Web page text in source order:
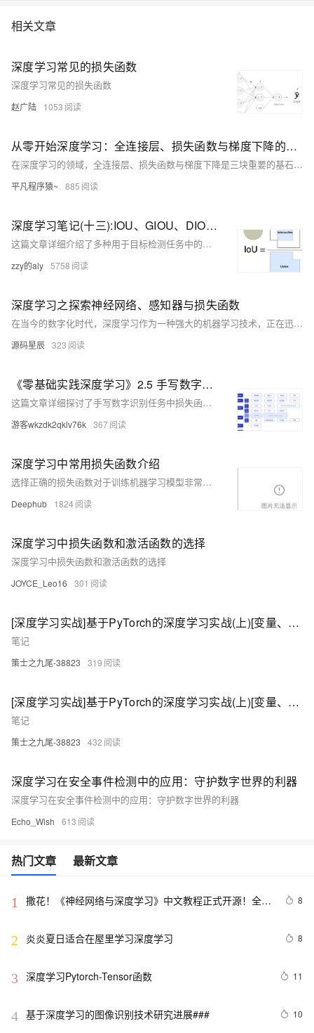
相关文章
深度学习常见的损失函数
深度学习常见的损失函数
赵广陆 1053
从零开始深度学习：全连接层、损失函数与梯度下降的详尽指南
在深度学习的领域，全连接层、损失函数与梯度下降是三块重要的基石。如果你正在踏上深度学习的旅程，理解它们是迈向成功的第一步。这篇文章将从概念到代码、从基础到进阶，详细剖析这三个主题，帮助你从小白成长为能够解决实际问题的开发者。
平凡程序猿~ 885
深度学习笔记(十三):IOU、GIOU、DIOU、CIOU、EIOU、Focal EIOU、alpha IOU、SIOU、WIOU损失函数分析及Pytorch实现
这篇文章详细介绍了多种用于目标检测任务中的边界框回归损失函数，包括IOU、GIOU、DIOU、CIOU、EIOU、Focal EIOU、alpha IOU、SIOU和WIOU，并提供了它们的Pytorch实现代码。
zzy的aly 5758
深度学习之探索神经网络、感知器与损失函数
在当今的数字化时代，深度学习作为一种强大的机器学习技术，正在迅速改变着我们的生活方式。无论是智能推荐系统、自动驾驶车辆还是语音识别应用，深度学习都在背后默默地发挥作用。
源码星辰 323
《零基础实践深度学习》2.5 手写数字识别之损失函数
这篇文章详细探讨了手写数字识别任务中损失函数的选择和优化，解释了为何均方误差不适用于分类任务，并介绍了Softmax函数和交叉熵损失函数在分类问题中的应用，以及如何使用PaddlePaddle框架实现这些概念来提升模型性能。
游客wkzdk2qklv76k 367
深度学习中常用损失函数介绍
选择正确的损失函数对于训练机器学习模型非常重要。不同的损失函数适用于不同类型的问题。本文将总结一些常见的损失函数，并附有易于理解的解释、用法和示例
Deephub 1824
深度学习中损失函数和激活函数的选择
深度学习中损失函数和激活函数的选择
JOYCE_Leo16 301
[深度学习实战]基于PyTorch的深度学习实战(上)[变量、求导、损失函数、优化器]（一）
笔记
策士之九尾-38823 319
[深度学习实战]基于PyTorch的深度学习实战(上)[变量、求导、损失函数、优化器]（二）
笔记
策士之九尾-38823 432
深度学习在安全事件检测中的应用：守护数字世界的利器
深度学习在安全事件检测中的应用：守护数字世界的利器
Echo_Wish 613
热门文章 最新文章
1
撒花！《神经网络与深度学习》中文教程正式开源！全书
8
2 炎炎夏日适合在屋里学习深度学习 8
3 深度学习Pytorch-Tensor函数 11
4 10